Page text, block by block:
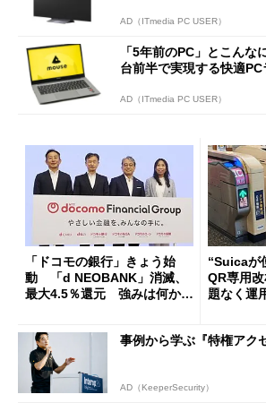
AD（ITmedia PC USER）
「5年前のPC」とこんな
台前半で実現する快適PC
AD（ITmedia PC USER）
「ドコモの銀行」きょう始
動 「d NEOBANK」消滅、
最大4.5％還元 強みは何か解
“Suicaが
QR専用
題なく運
事例から学ぶ『特権アク
AD（KeeperSecurity）